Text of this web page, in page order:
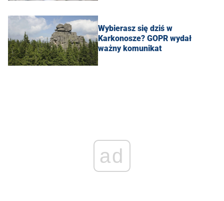
Wybierasz się dziś w
Karkonosze? GOPR wydał
ważny komunikat
ad